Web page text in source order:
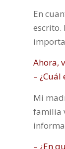
En
escrito.
Ahora,
–
Mi
familia
– ¿En